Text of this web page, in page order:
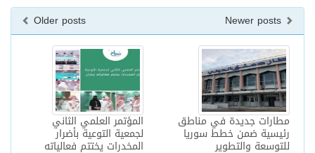
Older posts
المؤتمر العلمي الثاني
لجمعية التوعية بأضرار
المخدرات يختتم فعالياته
مطارات جديدة في مناطق
رئيسية ضمن خطط سوريا
للتوسعة والتطوير